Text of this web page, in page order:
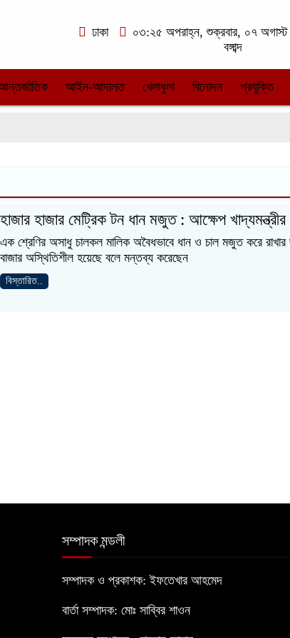
ঢাকা
০৩:২৫ অপরাহ্ন, শুক্রবার, ০৭
বঙ্গাব্দ
আইন-আদালত খেলাধুলা বিনোদন প্রযুক্তি
হাজার হাজার মেট্রিক টন ধান মজুত : আক্ষেপ খাদ্যমন্ত্রীর
এক শ্রেণির অসাধু চালকল মালিক অবৈধভাবে ধান ও চাল মজুত করে রাখার
বাজার অস্থিতিশীল হয়েছে বলে মন্তব্য করেছেন
বিস্তারিত..
সম্পাদক মন্ডলী
সম্পাদক ও প্রকাশক: ইফতেখার আহমেদ
বার্তা সম্পাদক: মোঃ সাব্বির শাওন